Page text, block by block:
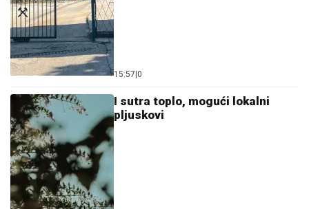
15:57 0
I sutra toplo, mogući lokalni
pljuskovi